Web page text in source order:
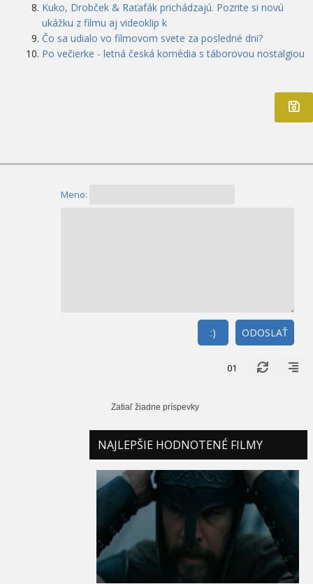
Kuko, Drobček & Raťafák prichádzajú. Pozrite si novú
ukážku z filmu aj videoklip k
Čo sa udialo vo filmovom svete za posledné dni?
Po večierke - letná česká komédia s táborovou nostalgiou
Meno:
ODOSLAŤ
:)
01
Zatiaľ žiadne príspevky
NAJLEPŠIE HODNOTENÉ FILMY